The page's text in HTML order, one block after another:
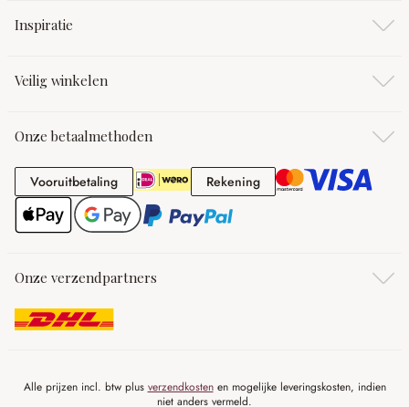
Inspiratie
Veilig winkelen
Onze betaalmethoden
VooruitbetalingVooruitbetaling RekeningRekening
Onze verzendpartners
Alle prijzen incl. btw plus verzendkostenen mogelijke leveringskosten, indien
niet anders vermeld.